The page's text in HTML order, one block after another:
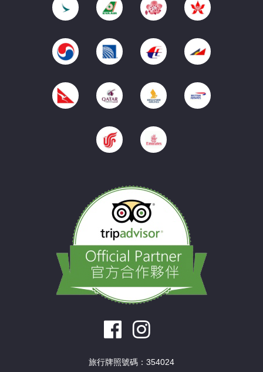
旅行牌照號碼：354024